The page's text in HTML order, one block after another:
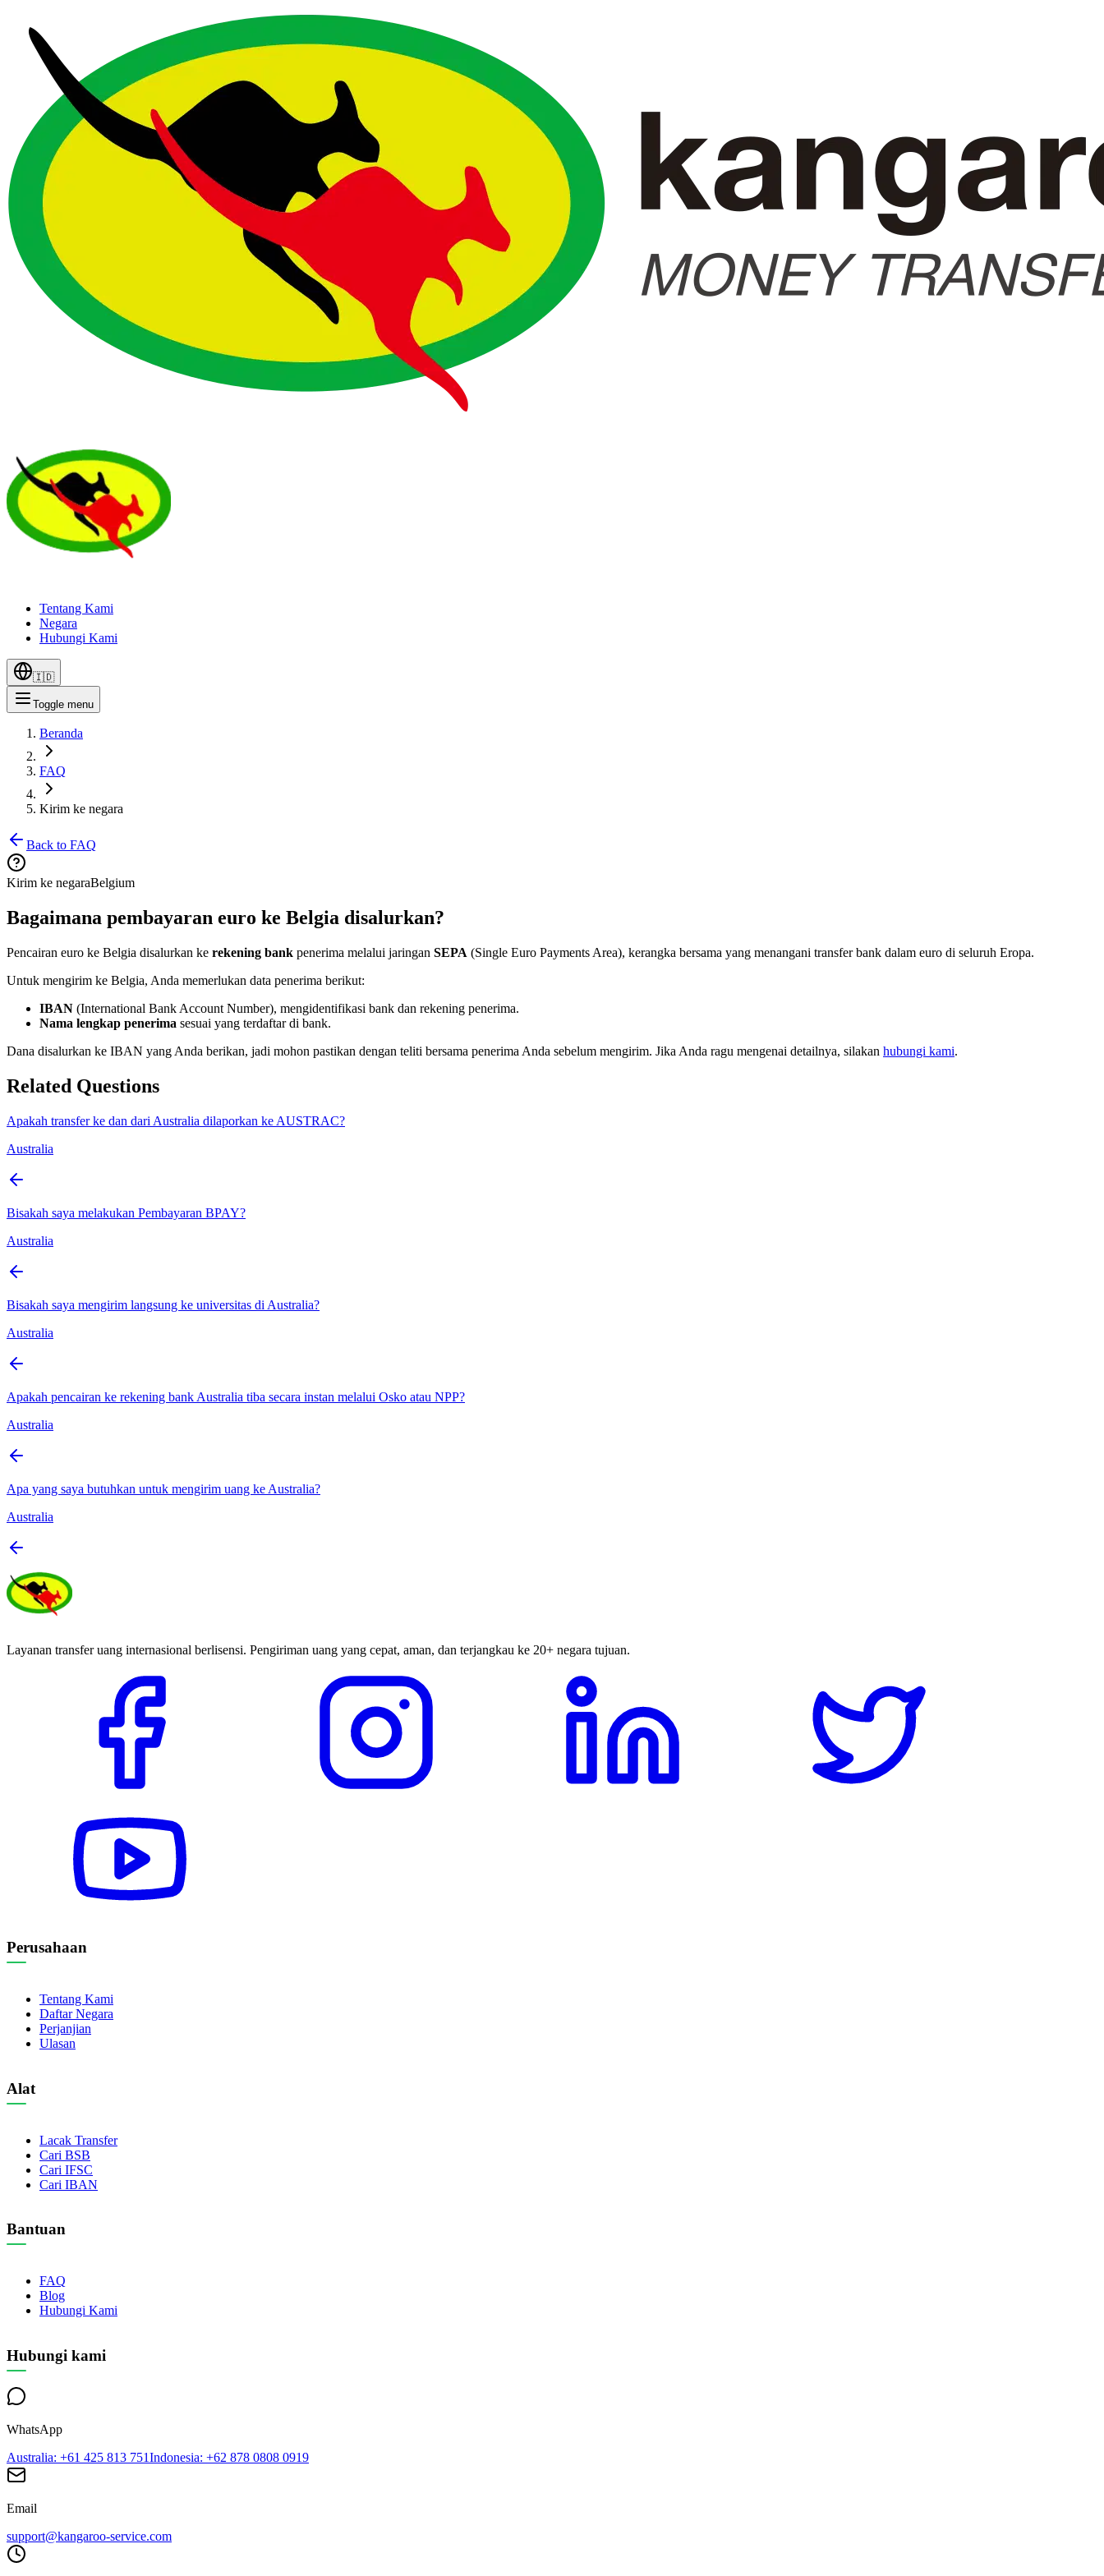
Tentang Kami
Negara
Hubungi Kami
🇮🇩
Toggle menu
Beranda
FAQ
Kirim ke negara
Back to FAQ
Kirim ke negaraBelgium
Bagaimana pembayaran euro ke Belgia disalurkan?
Pencairan euro ke Belgia disalurkan ke rekening bank penerima melalui jaringan SEPA (Single Euro Payments Area), kerangka bersama yang menangani transfer bank dalam euro di seluruh Eropa.
Untuk mengirim ke Belgia, Anda memerlukan data penerima berikut:
IBAN (International Bank Account Number), mengidentifikasi bank dan rekening penerima.
Nama lengkap penerima sesuai yang terdaftar di bank.
Dana disalurkan ke IBAN yang Anda berikan, jadi mohon pastikan dengan teliti bersama penerima Anda sebelum mengirim. Jika Anda ragu mengenai detailnya, silakan hubungi kami.
Related Questions
Apakah transfer ke dan dari Australia dilaporkan ke AUSTRAC?
Australia
Bisakah saya melakukan Pembayaran BPAY?
Australia
Bisakah saya mengirim langsung ke universitas di Australia?
Australia
Apakah pencairan ke rekening bank Australia tiba secara instan melalui Osko atau NPP?
Australia
Apa yang saya butuhkan untuk mengirim uang ke Australia?
Australia
Layanan transfer uang internasional berlisensi. Pengiriman uang yang cepat, aman, dan terjangkau ke 20+ negara tujuan.
Perusahaan
Tentang Kami
Daftar Negara
Perjanjian
Ulasan
Alat
Lacak Transfer
Cari BSB
Cari IFSC
Cari IBAN
Bantuan
FAQ
Blog
Hubungi Kami
Hubungi kami
WhatsApp
Australia: +61 425 813 751Indonesia: +62 878 0808 0919
Email
support@kangaroo-service.com